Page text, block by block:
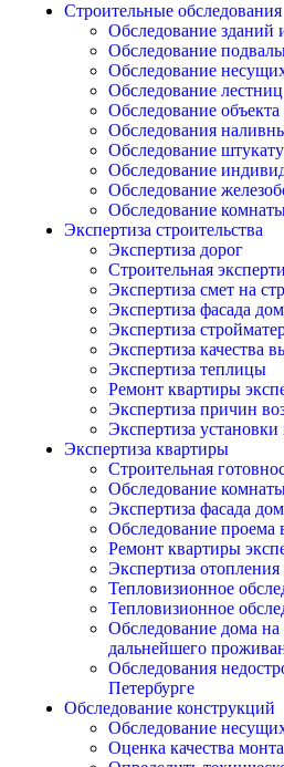
Строительные обследования
Обследование зданий
Обследование
Обследование
Обследование лестниц
Обследование объекта
Обследования
Обследование
Обследование
Обследование
Обследование
Экспертиза строительства
Экспертиза дорог
Строительная
Экспертиза смет на
Экспертиза фасада
Экспертиза
Экспертиза качества
Экспертиза теплицы
Ремонт квартиры
Экспертиза причин
Экспертиза установки
Экспертиза квартиры
Строительная
Обследование
Экспертиза фасада
Обследование проема
Ремонт квартиры
Экспертиза отопления
Тепловизионное
Тепловизионное
Обследование дома
дальнейшего
Обследования
Петербурге
Обследование конструкций
Обследование
Оценка качества